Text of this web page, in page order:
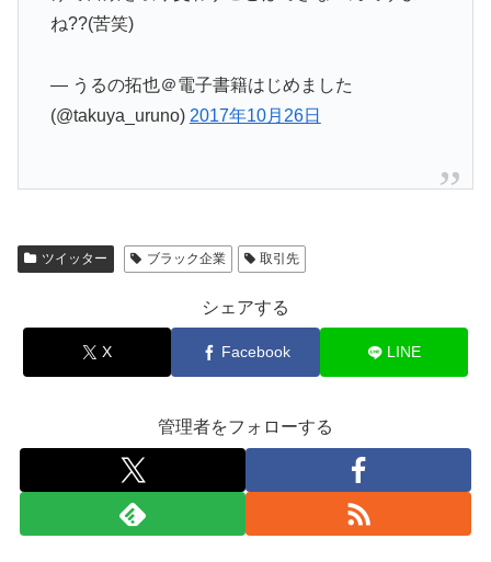
ね??(苦笑)
— うるの拓也＠電子書籍はじめました
(@takuya_uruno) 2017年10月26日
ツイッター ブラック企業 取引先
シェアする
X Facebook LINE
管理者をフォローする